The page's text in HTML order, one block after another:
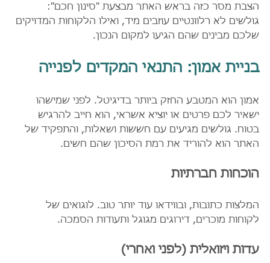
הצבת מסר כזה בראש האתר מבצעת "סינון חכם":
גולשים לא רלוונטיים עוזבים מיד, ואילו הלקוחות המדויקים
שלכם מבינים שהם הגיעו למקום הנכון.
בניית אמון: התנאי המקדים לפנייה
אמון הוא המטבע החזק ביותר בדיגיטל. לפני שמישהו
ישאיר לכם פרטים או יוציא אשראי, הוא חייב להרגיש
בטוח. גולשים מגיעים עם חששות ושאלות, והתפקיד של
האתר הוא להוריד את רמת הסיכון שהם חשים.
הוכחות חברתיות
המלצות כתובות, ובווידאו עוד יותר טוב. לוגואים של
לקוחות מוכרים, דירוגים מגוגל ותעודות הסמכה.
עדות ויזואלית (לפני ואחרי)